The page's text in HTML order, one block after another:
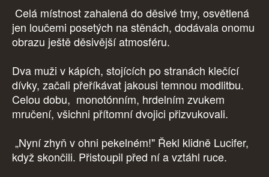
Celá místnost zahalená do děsivé tmy, osvětlená
jen loučemi posetých na stěnách, dodávala onomu
obrazu ještě děsivější atmosféru.
Dva muži v kápích, stojících po stranách klečící
dívky, začali přeříkávat jakousi temnou modlitbu.
Celou dobu, monotónním, hrdelním zvukem
mručení, všichni přítomní dvojici přizvukovali.
„Nyní zhyň v ohni pekelném!" Řekl klidně Lucifer,
když skončili. Přistoupil před ní a vztáhl ruce.